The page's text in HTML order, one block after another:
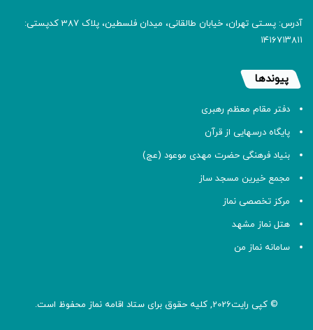
آدرس: پسـتی تهران، خیابان طالقانی، میدان فلسطین، پلاک 387 کدپستی:
۱۴۱۶۷۱۳۸۱۱
پیوندها
دفتر مقام معظم رهبری
پایگاه درسهایی از قرآن
بنیاد فرهنگی حضرت مهدی موعود (عج)
مجمع خیرین مسجد ساز
مرکز تخصصی نماز
هتل نماز مشهد
سامانه نماز من
© کپی رایت2026, کلیه حقوق برای ستاد اقامه نماز محفوظ است.